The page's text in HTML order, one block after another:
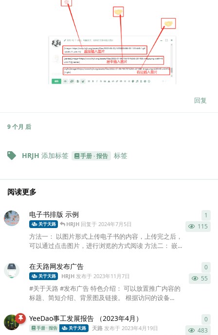
回复
9 个月 后
HRJH 添加标签 手册 · 报告 标签
阅读更多
电子书排版 示例
关于天路 HRJH 回复于 2024年7月5日 115
方法一： 以图片形式上传电子书的内容，上传完之后，
可以通过点击图片，进行浏览的方式阅读 方法二： 嵌...
1
在天路网发布广告
关于天路 HRJH 发布于 2023年11月7日 55
#关于天路 #发布广告 特色介绍： 可以放置推广内容的
标题、简短介绍、背景图及链接。 根据访问的设备...
0
YeeDao事工发展报告 （2023年4月）
手册 · 报告 关于天路 天路发布于 2023年4月19日 483
0